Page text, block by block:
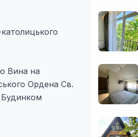
Вина на
Ордена Св.
Будинком